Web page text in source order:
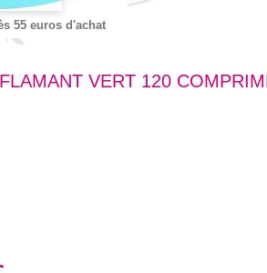
55 euros d'achat
VERT 120